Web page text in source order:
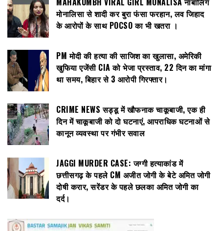
मोनालिसा से शादी कर बुरा फंसा फरहान, लव जिहाद
के आरोपों के साथ POCSO का भी खतरा ।
PM मोदी की हत्या की साजिश का खुलासा, अमेरिकी
खुफिया एजेंसी CIA को भेजा प्रस्ताव, 22 दिन का मांगा
था समय, बिहार से 3 आरोपी गिरफ्तार।
CRIME NEWS सड्डू में खौफनाक चाकूबाजी, एक ही
दिन में चाकूबाजी को दो घटनाएं, आपराधिक घटनाओं से
कानून व्यवस्था पर गंभीर सवाल
JAGGI MURDER CASE: जग्गी हत्याकांड में
छत्तीसगढ़ के पहले CM अजीत जोगी के बेटे अमित जोगी
दोषी करार, सरेंडर के पहले छलका अमित जोगी का
दर्द।